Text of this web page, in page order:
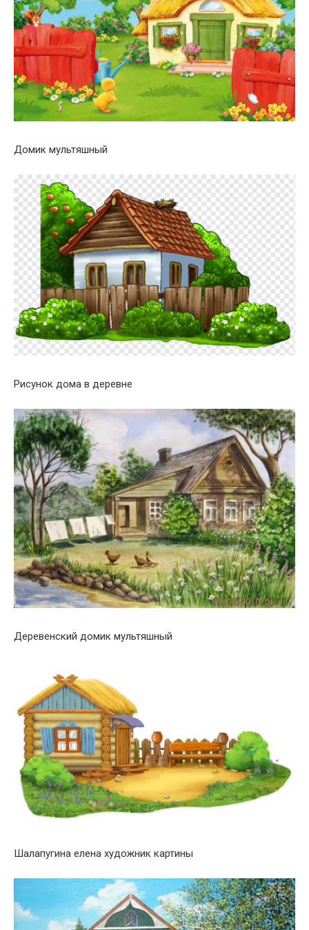
Домик мультяшный
Рисунок дома в деревне
Деревенский домик мультяшный
Шалапугина елена художник картины